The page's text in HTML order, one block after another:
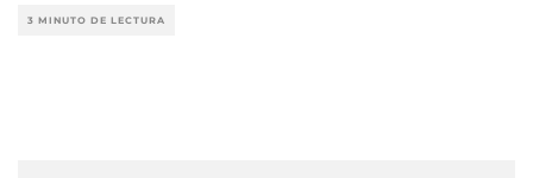
3 MINUTO DE LECTURA